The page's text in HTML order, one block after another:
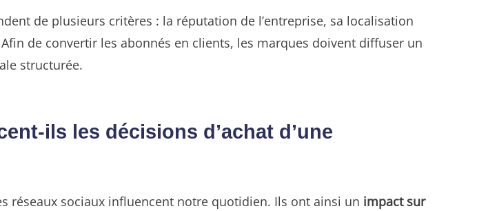
de plusieurs critères : la réputation de l’entreprise, sa localisation
de convertir les abonnés en clients, les marques doivent diffuser un
structurée.
ils les décisions d’achat d’une
réseaux sociaux influencent notre quotidien. Ils ont ainsi un impact sur